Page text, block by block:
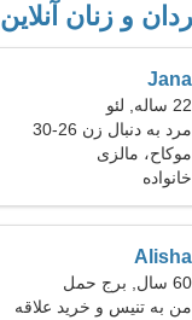
و زنان آنلاین
Jana
22 ساله, لئو
مرد به دنبال زن 26-30
موکاح، مالزی
خانواده
Alisha
60 سال, برج حمل
من به تنیس و خرید علاقه